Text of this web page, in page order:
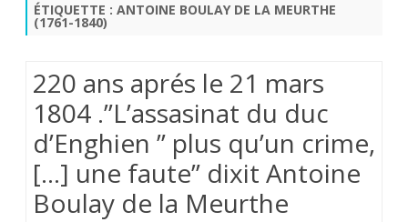
ÉTIQUETTE : ANTOINE BOULAY DE LA MEURTHE
(1761-1840)
220 ans aprés le 21 mars
1804 .”L’assasinat du duc
d’Enghien ” plus qu’un crime,
[…] une faute” dixit Antoine
Boulay de la Meurthe